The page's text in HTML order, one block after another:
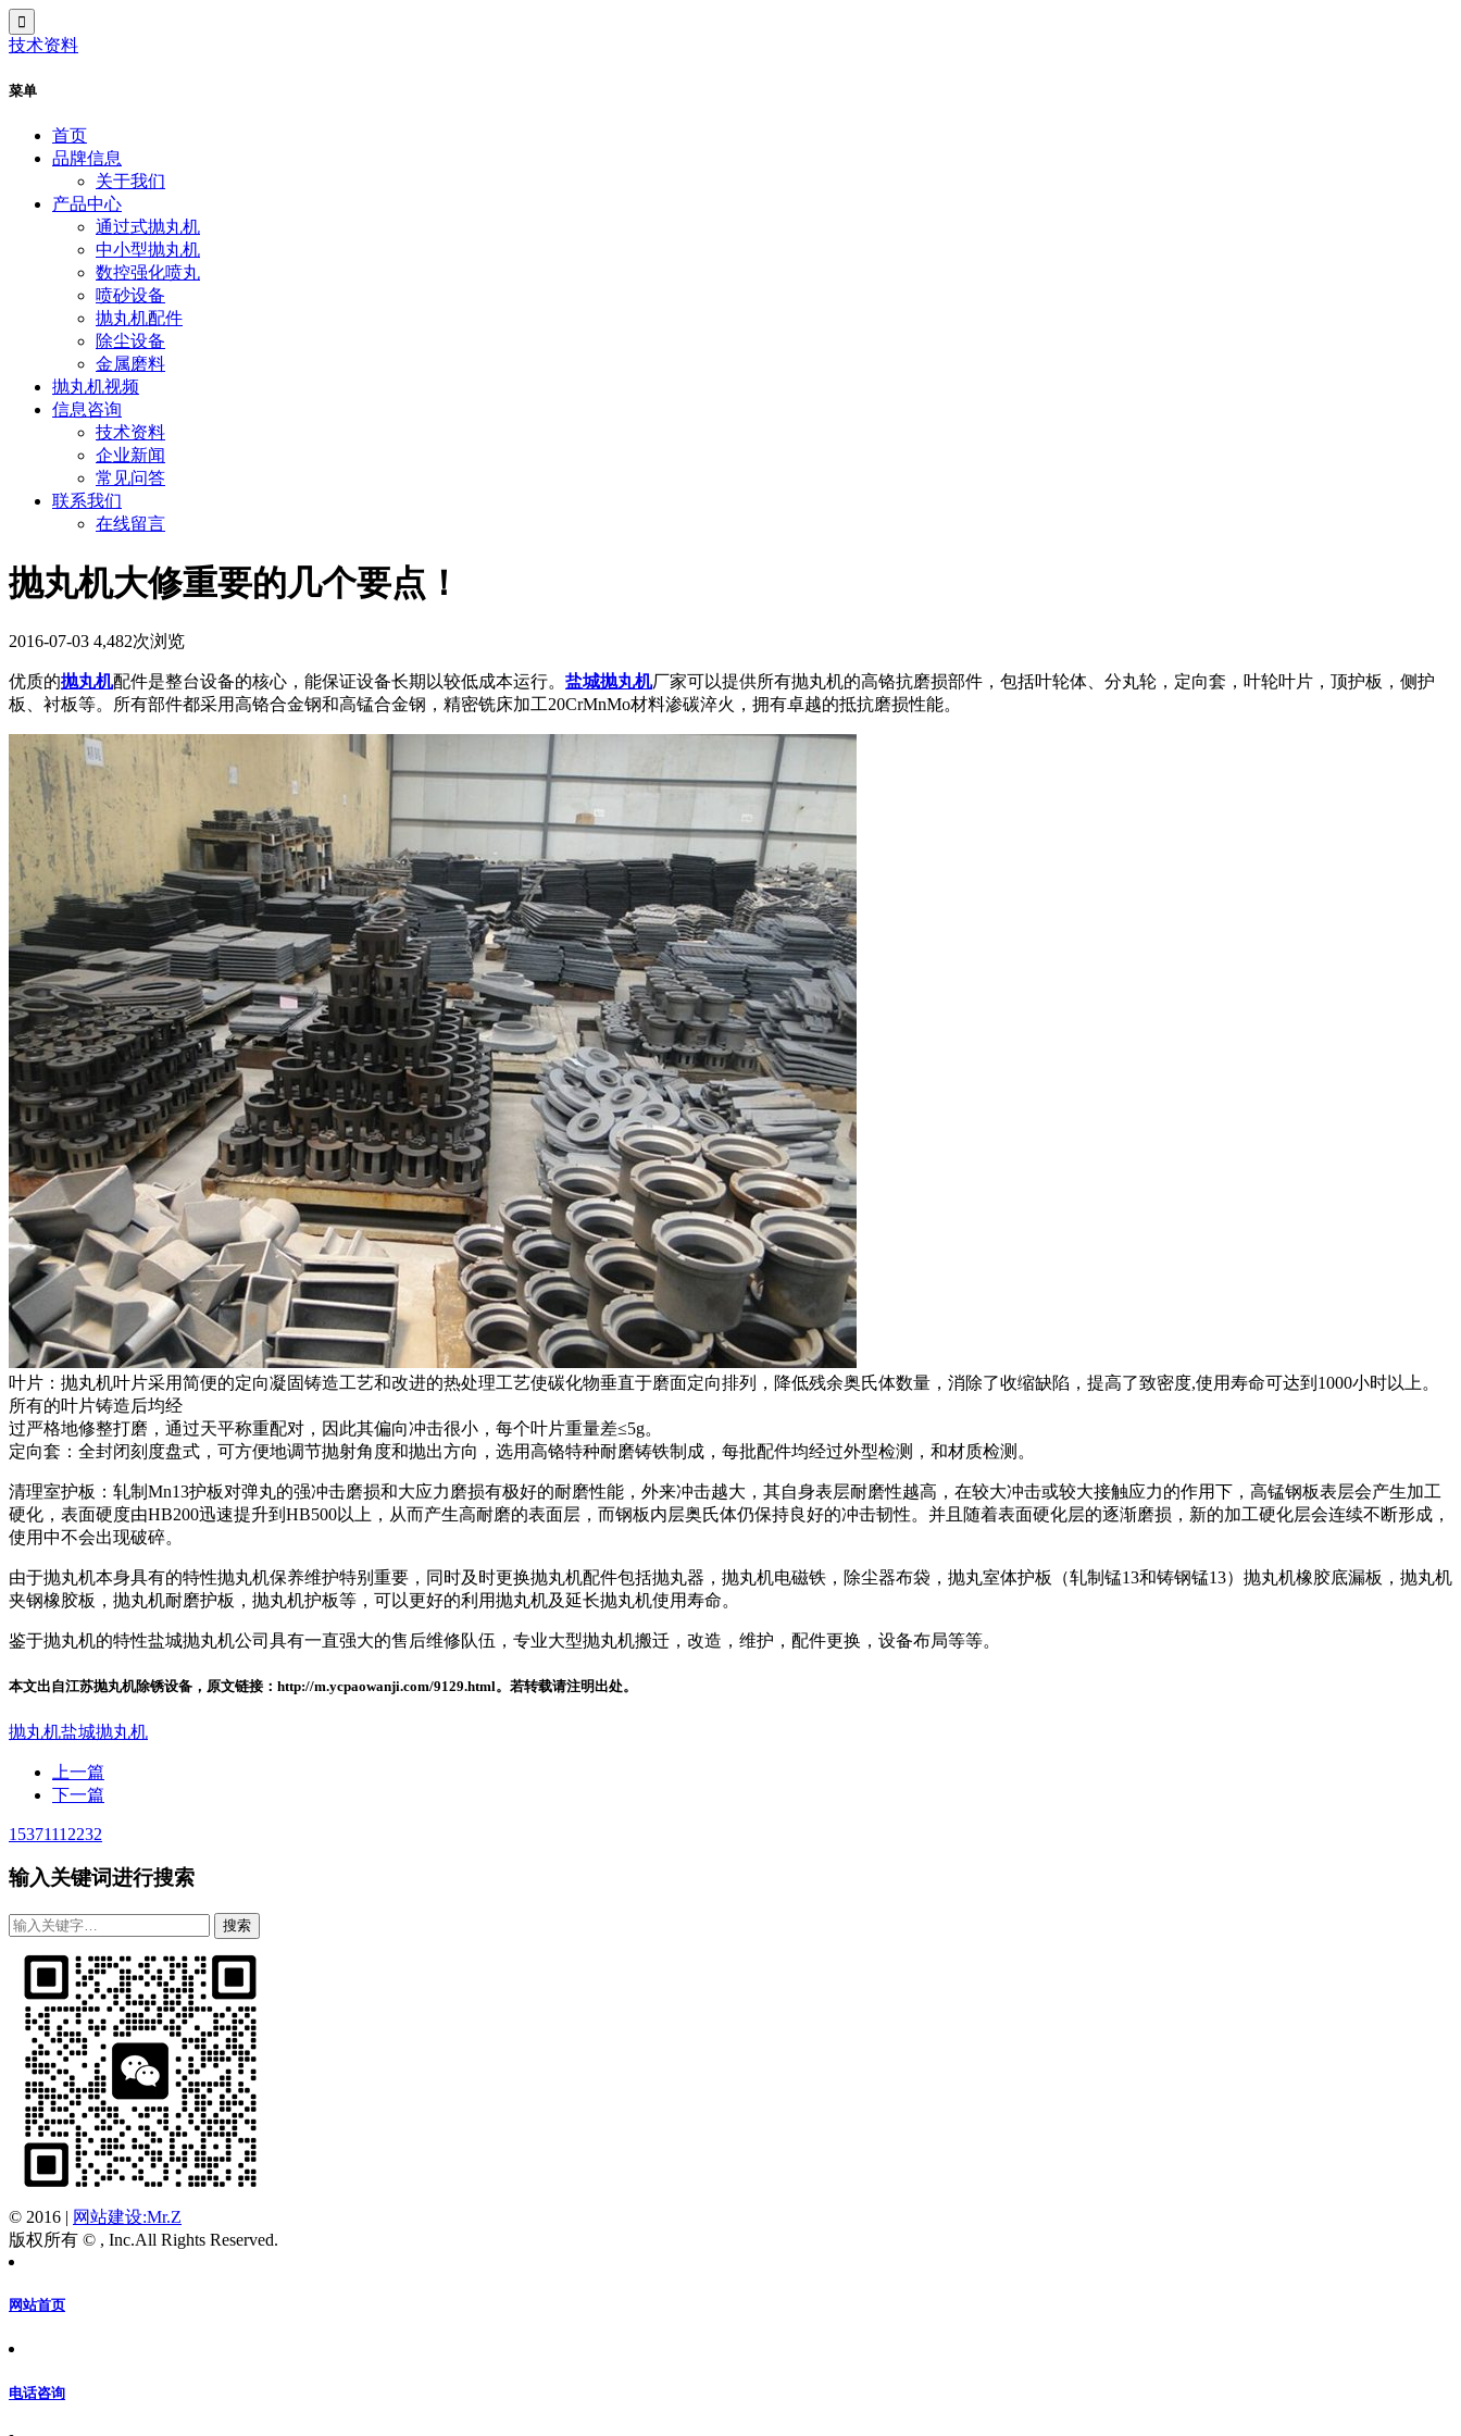
技术资料
菜单
首页
品牌信息
关于我们
产品中心
通过式抛丸机
中小型抛丸机
数控强化喷丸
喷砂设备
抛丸机配件
除尘设备
金属磨料
抛丸机视频
信息咨询
技术资料
企业新闻
常见问答
联系我们
在线留言
抛丸机大修重要的几个要点！
2016-07-03 4,482次浏览
优质的抛丸机配件是整台设备的核心，能保证设备长期以较低成本运行。 盐城抛丸机厂家可以提供所有抛丸机的高铬抗磨损部件，包括叶轮体、分丸轮，定向套，叶轮叶片，顶护板，侧护
板、衬板等。所有部件都采用高铬合金钢和高锰合金钢，精密铣床加工20CrMnMo材料渗碳淬火，拥有卓越的抵抗磨损性能。
叶片：抛丸机叶片采用简便的定向凝固铸造工艺和改进的热处理工艺使碳化物垂直于磨面定向排列，降低残余奥氏体数量，消除了收缩缺陷，提高了致密度,使用寿命可达到1000小时以上。
所有的叶片铸造后均经
过严格地修整打磨，通过天平称重配对，因此其偏向冲击很小，每个叶片重量差≤5g。
定向套：全封闭刻度盘式，可方便地调节抛射角度和抛出方向，选用高铬特种耐磨铸铁制成，每批配件均经过外型检测，和材质检测。
清理室护板：轧制Mn13护板对弹丸的强冲击磨损和大应力磨损有极好的耐磨性能，外来冲击越大，其自身表层耐磨性越高，在较大冲击或较大接触应力的作用下，高锰钢板表层会产生加工
硬化，表面硬度由HB200迅速提升到HB500以上，从而产生高耐磨的表面层，而钢板内层奥氏体仍保持良好的冲击韧性。并且随着表面硬化层的逐渐磨损，新的加工硬化层会连续不断形成，
使用中不会出现破碎。
由于抛丸机本身具有的特性抛丸机保养维护特别重要，同时及时更换抛丸机配件包括抛丸器，抛丸机电磁铁，除尘器布袋，抛丸室体护板（轧制锰13和铸钢锰13）抛丸机橡胶底漏板，抛丸机
夹钢橡胶板，抛丸机耐磨护板，抛丸机护板等，可以更好的利用抛丸机及延长抛丸机使用寿命。
鉴于抛丸机的特性盐城抛丸机公司具有一直强大的售后维修队伍，专业大型抛丸机搬迁，改造，维护，配件更换，设备布局等等。
本文出自江苏抛丸机除锈设备，原文链接：http://m.ycpaowanji.com/9129.html。若转载请注明出处。
抛丸机盐城抛丸机
上一篇
下一篇
15371112232
输入关键词进行搜索
© 2016 | 网站建设:Mr.Z
版权所有 © , Inc.All Rights Reserved.
网站首页
电话咨询